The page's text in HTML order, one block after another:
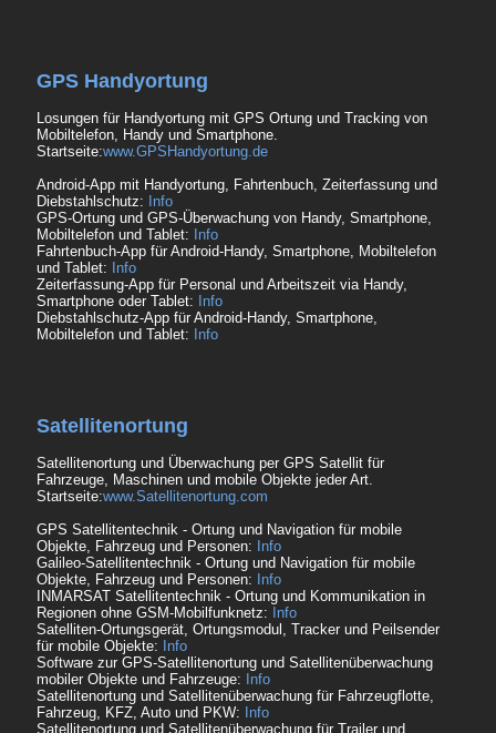
GPS Handyortung
Losungen für Handyortung mit GPS Ortung und Tracking von
Mobiltelefon, Handy und Smartphone.
Startseite:www.GPSHandyortung.de
Android-App mit Handyortung, Fahrtenbuch, Zeiterfassung und
Diebstahlschutz:
Info
GPS-Ortung und GPS-Überwachung von Handy, Smartphone,
Mobiltelefon und Tablet:
Info
Fahrtenbuch-App für Android-Handy, Smartphone, Mobiltelefon
und Tablet:
Info
Zeiterfassung-App für Personal und Arbeitszeit via Handy,
Smartphone oder Tablet:
Info
Diebstahlschutz-App für Android-Handy, Smartphone,
Mobiltelefon und Tablet:
Info
Satellitenortung
Satellitenortung und Überwachung per GPS Satellit für
Fahrzeuge, Maschinen und mobile Objekte jeder Art.
Startseite:www.Satellitenortung.com
GPS Satellitentechnik - Ortung und Navigation für mobile
Objekte, Fahrzeug und Personen:
Info
Galileo-Satellitentechnik - Ortung und Navigation für mobile
Objekte, Fahrzeug und Personen:
Info
INMARSAT Satellitentechnik - Ortung und Kommunikation in
Regionen ohne GSM-Mobilfunknetz:
Info
Satelliten-Ortungsgerät, Ortungsmodul, Tracker und Peilsender
für mobile Objekte:
Info
Software zur GPS-Satellitenortung und Satellitenüberwachung
mobiler Objekte und Fahrzeuge:
Info
Satellitenortung und Satellitenüberwachung für Fahrzeugflotte,
Fahrzeug, KFZ, Auto und PKW:
Info
Satellitenortung und Satellitenüberwachung für Trailer und